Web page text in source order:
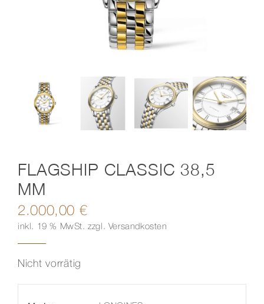
FLAGSHIP CLASSIC 38,5
MM
2.000,00 €
inkl. 19 % MwSt. zzgl. Versandkosten
Nicht vorrätig